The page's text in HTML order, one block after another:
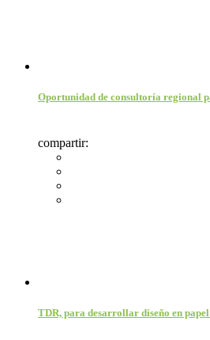
Oportunidad de consultoría regional
compartir:
TDR, para desarrollar diseño en